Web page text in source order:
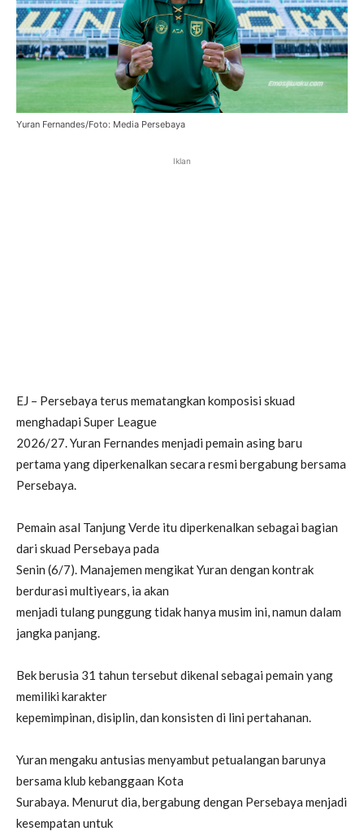
Yuran Fernandes/Foto: Media Persebaya
Iklan
EJ – Persebaya terus mematangkan komposisi skuad
menghadapi Super League
2026/27. Yuran Fernandes menjadi pemain asing baru
pertama yang diperkenalkan secara resmi bergabung bersama
Persebaya.
Pemain asal Tanjung Verde itu diperkenalkan sebagai bagian
dari skuad Persebaya pada
Senin (6/7). Manajemen mengikat Yuran dengan kontrak
berdurasi multiyears, ia akan
menjadi tulang punggung tidak hanya musim ini, namun dalam
jangka panjang.
Bek berusia 31 tahun tersebut dikenal sebagai pemain yang
memiliki karakter
kepemimpinan, disiplin, dan konsisten di lini pertahanan.
Yuran mengaku antusias menyambut petualangan barunya
bersama klub kebanggaan Kota
Surabaya. Menurut dia, bergabung dengan Persebaya menjadi
kesempatan untuk